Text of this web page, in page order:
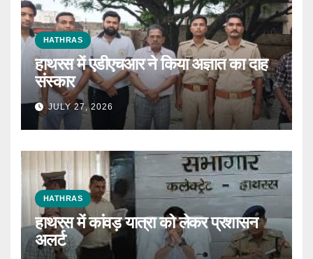
HATHRAS
हाथरस में एडीएचआर ने किया अज्ञात का दाह
संस्कार
JULY 27, 2026
HATHRAS
हाथरस में कांवड़ यात्रा को लेकर प्रशासन
अलर्ट